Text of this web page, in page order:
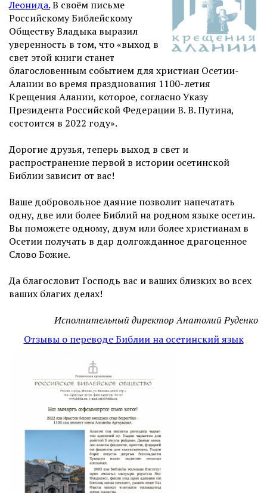
Леонида.В своём письме
Российскому Библейскому
Обществу Владыка выразил
уверенность в том, что «выход в
свет этой книги станет
благословенным событием для христиан Осетии-
Алании во время празднования 1100-летия
Крещения Алании, которое, согласно Указу
Президента Российской Федерации В. В. Путина,
состоится в 2022 году».
Дорогие друзья, теперь выход в свет и
распространение первой в истории осетинской
Библии зависит от вас!
Ваше добровольное даяние позволит напечатать
одну, две или более Библий на родном языке осетин.
Вы поможете одному, двум или более христианам в
Осетии получать в дар долгожданное драгоценное
Слово Божие.
Да благословит Господь вас и ваших близких во всех
ваших благих делах!
Исполнительный директор Анатолий Руденко
Отзывы о переводе Библии на осетинский язык